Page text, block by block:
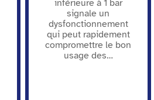
inférieure à 1 bar
signale un
dysfonctionnement
qui peut rapidement
compromettre le bon
usage des…